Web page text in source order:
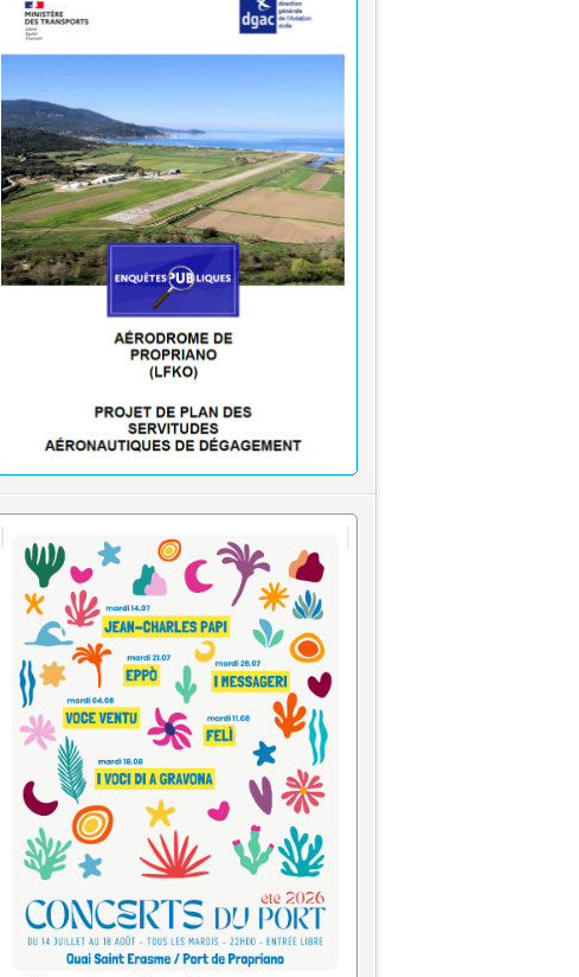
l'Établissement du plan de servitudes
aéronautiques de dégagement de l’aérodrome
de Propriano
Lido - Purraja ✅
Fermeture temporaire de la baignade Plage
du Lido - Purraja par mesure de précaution
Décision du Maire du 09 juillet 2026